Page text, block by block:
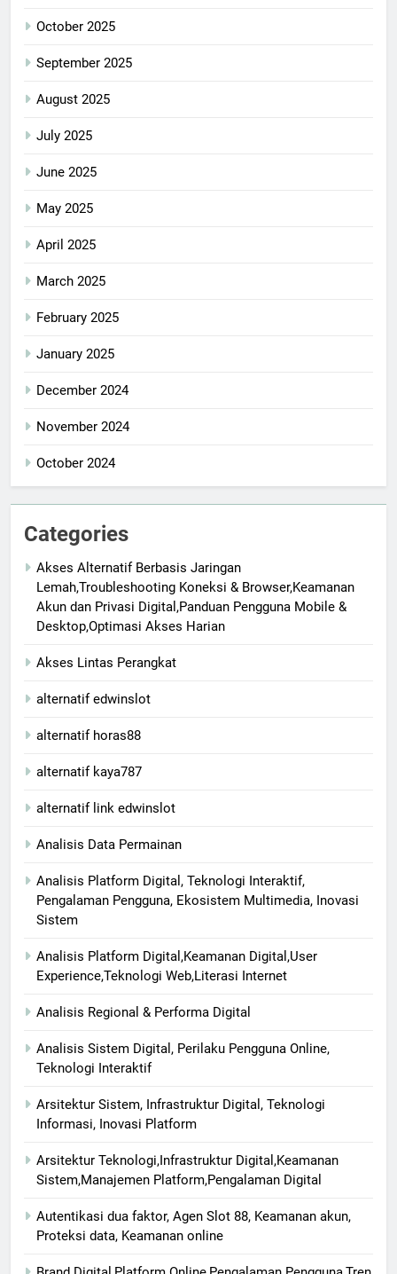
October 2025
September 2025
August 2025
July 2025
June 2025
May 2025
April 2025
March 2025
February 2025
January 2025
December 2024
November 2024
October 2024
Categories
Akses Alternatif Berbasis Jaringan
Lemah,Troubleshooting Koneksi & Browser,Keamanan
Akun dan Privasi Digital,Panduan Pengguna Mobile &
Desktop,Optimasi Akses Harian
Akses Lintas Perangkat
alternatif edwinslot
alternatif horas88
alternatif kaya787
alternatif link edwinslot
Analisis Data Permainan
Analisis Platform Digital, Teknologi Interaktif,
Pengalaman Pengguna, Ekosistem Multimedia, Inovasi
Sistem
Analisis Platform Digital,Keamanan Digital,User
Experience,Teknologi Web,Literasi Internet
Analisis Regional & Performa Digital
Analisis Sistem Digital, Perilaku Pengguna Online,
Teknologi Interaktif
Arsitektur Sistem, Infrastruktur Digital, Teknologi
Informasi, Inovasi Platform
Arsitektur Teknologi,Infrastruktur Digital,Keamanan
Sistem,Manajemen Platform,Pengalaman Digital
Autentikasi dua faktor, Agen Slot 88, Keamanan akun,
Proteksi data, Keamanan online